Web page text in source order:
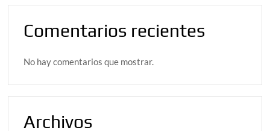
Comentarios recientes
No hay comentarios que mostrar.
Archivos